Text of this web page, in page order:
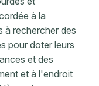
à la
à rechercher des
pour doter leurs
et des
et à l'endroit